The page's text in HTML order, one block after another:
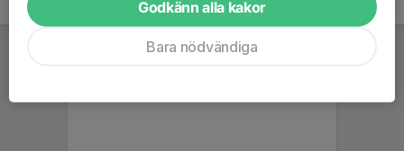
Godkänn alla kakor
Bara nödvändiga